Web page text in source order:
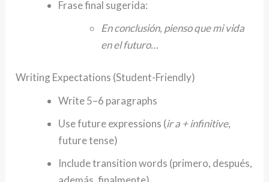
Frase final sugerida:
En conclusión, pienso que mi vida
en el futuro…
Writing Expectations (Student-Friendly)
Write 5–6 paragraphs
Use future expressions (ir a + infinitive,
future tense)
Include transition words (primero, después,